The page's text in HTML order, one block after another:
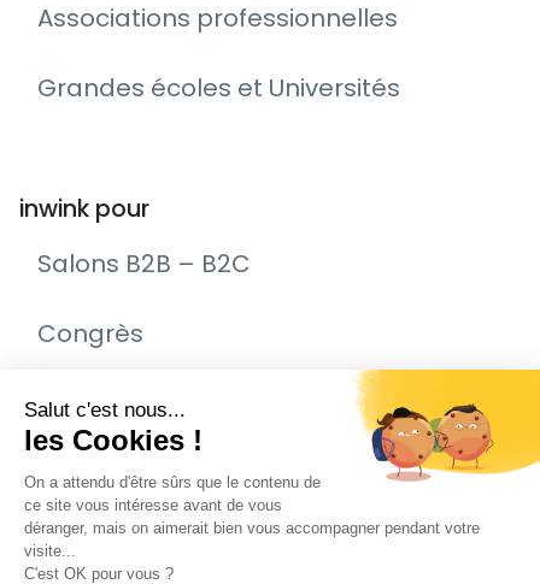
Associations professionnelles
Grandes écoles et Universités
inwink pour
Salons B2B – B2C
Congrès
Remise de prix – Awards
Journée Portes Ouvertes (JPO)